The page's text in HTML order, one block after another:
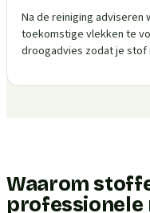
Na de reiniging
toekomstige vlekken te
droogadvies zodat je stof
Waarom
professionele